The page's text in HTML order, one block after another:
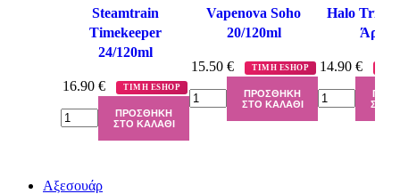
επιθυμιών
Steamtrain
Timekeeper
24/120ml
16.90 € ΤΙΜΗ ESHOP
ΠΡΟΣΘΉΚΗ
ΣΤΟ ΚΑΛΆΘΙ
επιθυμιών
Vapenova Soho
20/120ml
15.50 € ΤΙΜΗ ESHOP
ΠΡΟΣΘΉΚΗ
ΣΤΟ ΚΑΛΆΘΙ
Halo
14.90 €
ΣΤΟ
Αξεσουάρ